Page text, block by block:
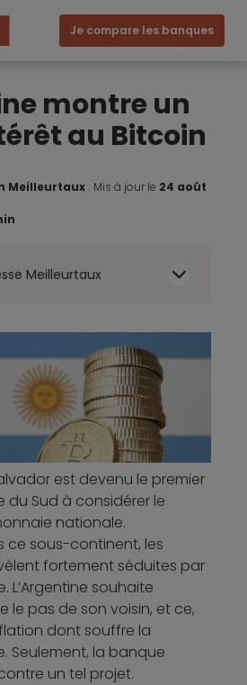
Je compare les banques
montre un
au Bitcoin
Meilleurtaux . Mis à jour le 24 août
Meilleurtaux
est devenu le premier
du Sud à considérer le
nationale.
ce sous-continent, les
fortement séduites par
L’Argentine souhaite
le pas de son voisin, et ce,
dont souffre la
Seulement, la banque
un tel projet.